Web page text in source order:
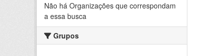
Não há Organizações que correspondam
a essa busca
Grupos